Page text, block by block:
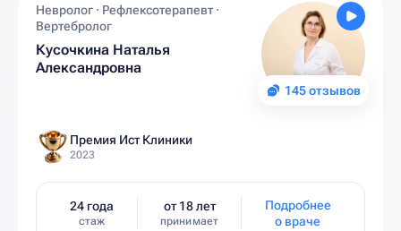
145 отзывов
Невролог · Рефлексотерапевт ·
Вертебролог
Кусочкина Наталья
Александровна
Премия Ист Клиники
2023
24 года
стаж
от 18 лет
принимает
Подробнее
о враче